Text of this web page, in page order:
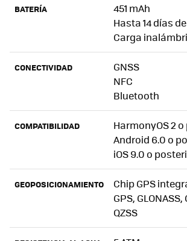
BATERÍA
451 mAh
Hasta 14 días
Carga
CONECTIVIDAD
GNSS
NFC
Bluetooth
COMPATIBILIDAD
HarmonyOS 2
Android 6.0 o
iOS 9.0 o
GEOPOSICIONAMIENTO
Chip GPS
GPS,
QZSS